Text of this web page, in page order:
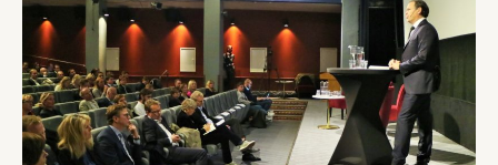
Livsmedelsföretagens senaste Konjunkturbrev
som även redovisar hur det gick för
livsmedelsindustrin första kvartalet 2019.